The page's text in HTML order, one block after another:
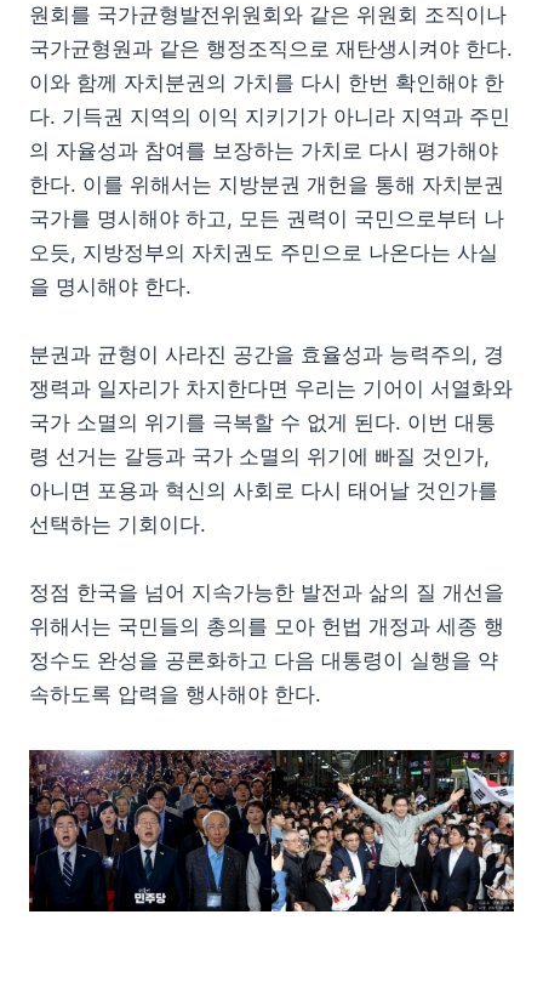
원회를 국가균형발전위원회와 같은 위원회 조직이나
국가균형원과 같은 행정조직으로 재탄생시켜야 한다.
이와 함께 자치분권의 가치를 다시 한번 확인해야 한
다. 기득권 지역의 이익 지키기가 아니라 지역과 주민
의 자율성과 참여를 보장하는 가치로 다시 평가해야
한다. 이를 위해서는 지방분권 개헌을 통해 자치분권
국가를 명시해야 하고, 모든 권력이 국민으로부터 나
오듯, 지방정부의 자치권도 주민으로 나온다는 사실
을 명시해야 한다.
분권과 균형이 사라진 공간을 효율성과 능력주의, 경
쟁력과 일자리가 차지한다면 우리는 기어이 서열화와
국가 소멸의 위기를 극복할 수 없게 된다. 이번 대통
령 선거는 갈등과 국가 소멸의 위기에 빠질 것인가,
아니면 포용과 혁신의 사회로 다시 태어날 것인가를
선택하는 기회이다.
정점 한국을 넘어 지속가능한 발전과 삶의 질 개선을
위해서는 국민들의 총의를 모아 헌법 개정과 세종 행
정수도 완성을 공론화하고 다음 대통령이 실행을 약
속하도록 압력을 행사해야 한다.